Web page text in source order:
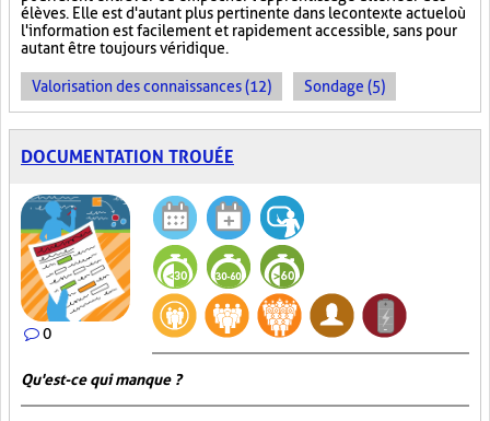
élèves. Elle est d'autant plus pertinente dans le contexte actuel où
l'information est facilement et rapidement accessible, sans pour
autant être toujours véridique.
Valorisation des connaissances (12) Sondage (5)
DOCUMENTATION TROUÉE
0
Qu'est-ce qui manque ?